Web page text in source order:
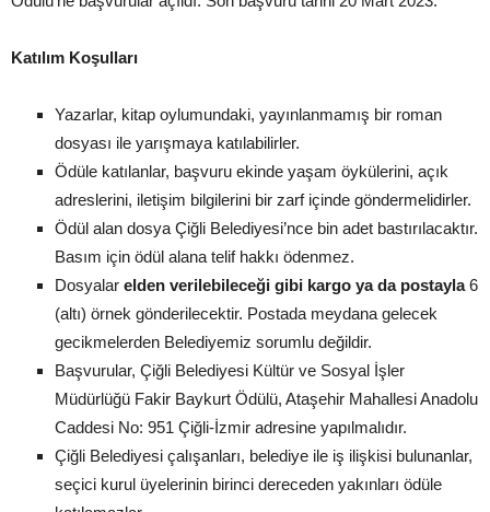
Katılım Koşulları
Yazarlar, kitap oylumundaki, yayınlanmamış bir roman
dosyası ile yarışmaya katılabilirler.
Ödüle katılanlar, başvuru ekinde yaşam öykülerini, açık
adreslerini, iletişim bilgilerini bir zarf içinde göndermelidirler.
Ödül alan dosya Çiğli Belediyesi’nce bin adet bastırılacaktır.
Basım için ödül alana telif hakkı ödenmez.
Dosyalar elden verilebileceği gibi kargo ya da postayla6
(altı) örnek gönderilecektir. Postada meydana gelecek
gecikmelerden Belediyemiz sorumlu değildir.
Başvurular, Çiğli Belediyesi Kültür ve Sosyal İşler
Müdürlüğü Fakir Baykurt Ödülü, Ataşehir Mahallesi Anadolu
Caddesi No: 951 Çiğli-İzmir adresine yapılmalıdır.
Çiğli Belediyesi çalışanları, belediye ile iş ilişkisi bulunanlar,
seçici kurul üyelerinin birinci dereceden yakınları ödüle